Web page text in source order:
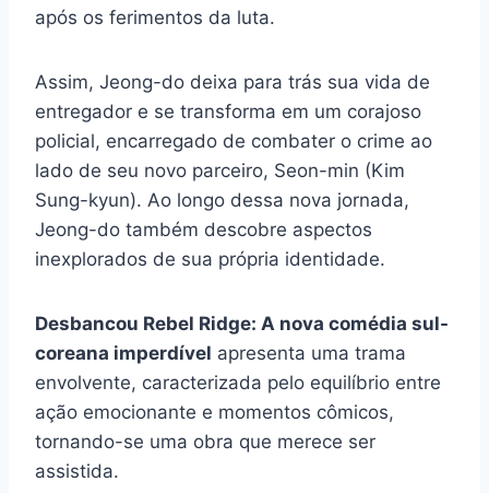
após os ferimentos da luta.
Assim, Jeong-do deixa para trás sua vida de
entregador e se transforma em um corajoso
policial, encarregado de combater o crime ao
lado de seu novo parceiro, Seon-min (Kim
Sung-kyun). Ao longo dessa nova jornada,
Jeong-do também descobre aspectos
inexplorados de sua própria identidade.
Desbancou Rebel Ridge: A nova comédia sul-
coreana imperdível apresenta uma trama
envolvente, caracterizada pelo equilíbrio entre
ação emocionante e momentos cômicos,
tornando-se uma obra que merece ser
assistida.